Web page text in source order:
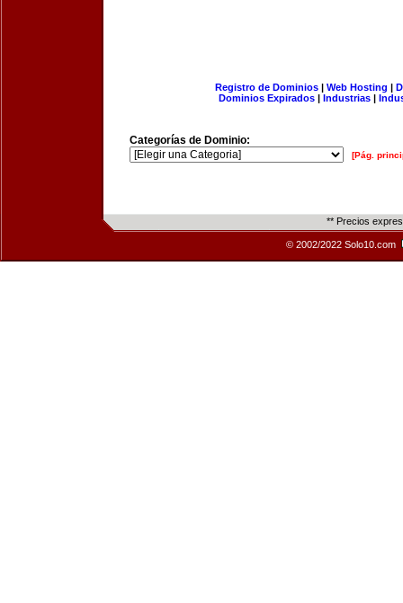
Registro de Dominios| Web Hosting |
Dominios Expirados | Industrias |
Categorías de Dominio:
[Pág.
** Precios
© 2002/2022 Solo10.com